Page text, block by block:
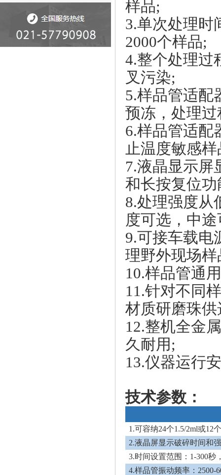
样品;
3.单次处理时
2000个样品;
4.整个处理过
叉污染;
5.样品管适配
预冻，处理
6.样品管适配
止温度敏感
7.液晶显示屏
和长按复位
8.处理强度从
度可选，中
9.可接车载电
理野外现场样
10.样品管通
11.针对不同
材质研磨珠供
12.整机全金
久耐用;
13.仪器运行
技术参数：
1.可容纳24个1.5/2ml或12
2.液晶屏显示破碎时间和
3.时间设置范围：1-300秒
4.样品管振动频率：2500-